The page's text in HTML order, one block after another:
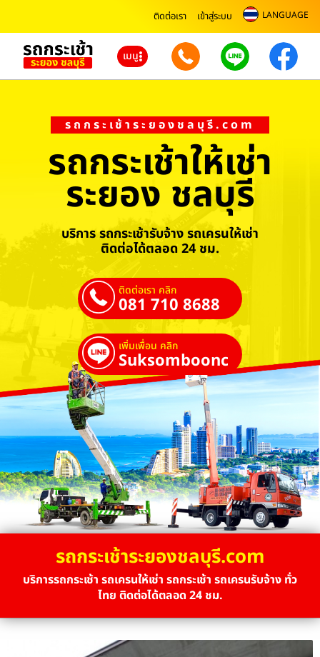
ติดต่อเรา เข้าสู่ระบบ LANGUAGE
เมนู
รถกระเช้าระยองชลบุรี.com
รถกระเช้าให้เช่า
ระยอง ชลบุรี
บริการ รถกระเช้ารับจ้าง รถเครนให้เช่า
ติดต่อได้ตลอด 24 ชม.
ติดต่อเรา คลิก
081 710 8688
เพิ่มเพื่อน คลิก
Suksombooncrane
รถกระเช้าระยองชลบุรี.com
บริการรถกระเช้า รถเครนให้เช่า รถกระเช้า รถเครนรับจ้าง ทั่ว
ไทย ติดต่อได้ตลอด 24 ชม.